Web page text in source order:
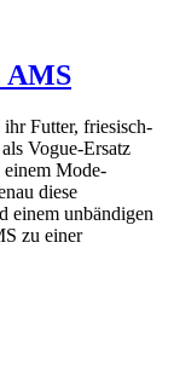
AMS
Futter, friesisch-
Vogue-Ersatz
einem Mode-
diese
einem unbändigen
zu einer